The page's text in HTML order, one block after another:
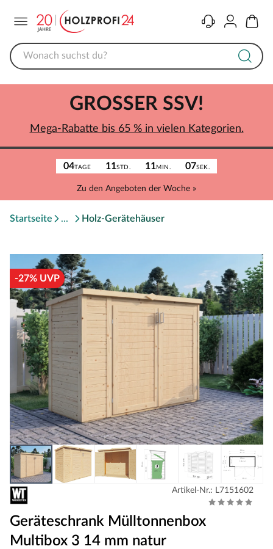
KontaktKonto
04TAGE 11STD. 11MIN. 07SEK.
Zu den Angeboten der Woche »
GROSSER SSV!
Mega-Rabatte bis 65 % in vielen Kategorien.
Startseite Holz-Gerätehäuser
-27% UVP
Artikel-Nr.: L7151602
Geräteschrank Mülltonnenbox
Multibox 3 14 mm natur